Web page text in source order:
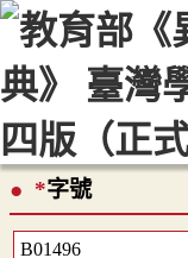
::: 最新消息 常
顯示模式
*字號